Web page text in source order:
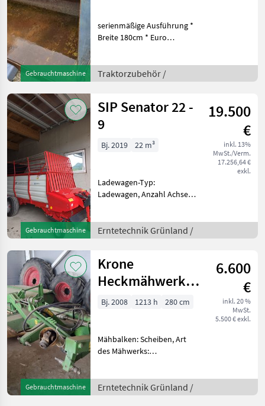
Gebrauchtmaschine
serienmäßige Ausführung *
Breite 180cm * Euro
Traktorzubehör /
Gebrauchtmaschine
SIP Senator 22 -
9
19.500
€
inkl. 13%
MwSt./Verm.
17.256,64 €
exkl.
Bj. 2019 22 m³
Ladewagen-Typ:
Ladewagen, Anzahl Achsen:
Heckklappe, Knickdeichsel,
Kratzboden,
serienmäßige Ausführung *
Bereifung 15.0/
Erntetechnik Grünland /
Gebrauchtmaschine
Krone
Heckmähwerk
mit
6.600
€
inkl. 20 %
MwSt.
5.500 € exkl.
Bj. 2008 1213 h 280 cm
Mähbalken: Scheiben, Art
des Mähwerks:
Aufbereiter CRi
Walzenaufbereiter für
Erntetechnik Grünland /